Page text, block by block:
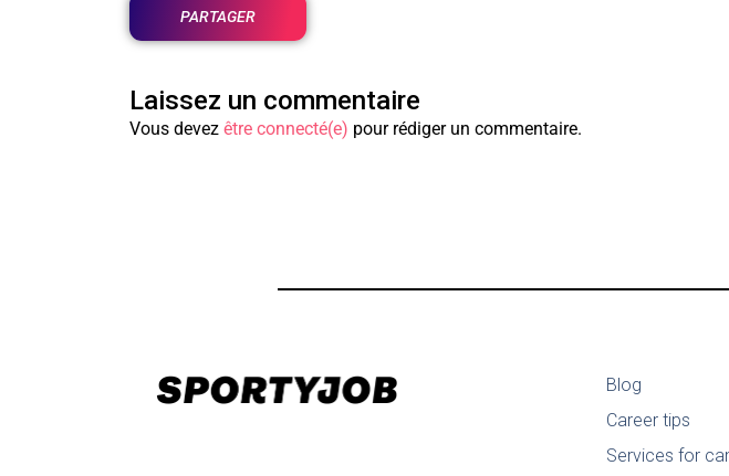
PARTAGER
Laissez un commentaire
Vous devez être connecté(e) pour rédiger un commentaire.
Blog
Career tips
Services for